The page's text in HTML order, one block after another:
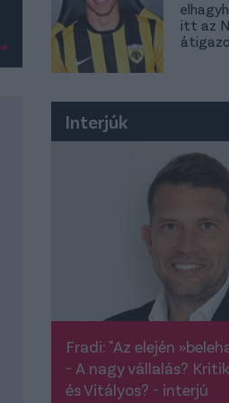
itt az
Interjúk
Fradi: "Az elején
- A nagy vállalás?
és Vitályos? - interjú